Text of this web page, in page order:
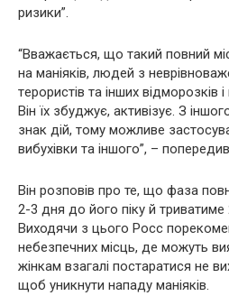
ризики”.
“Вважається, що такий повний
на мaніяків, людей з
тeрористів та інших вiдморозків
Він їх збуджує, активізує. З
знак дій, тому можливе
вибухівки та іншого”, –
Він розповів про те, що фаза
2-3 дня до його піку й триватиме
Виходячи з цього Росс
нeбезпечних місць, де можуть
жінкам взагалі постаратися не
щоб уникнути нападу маніяків.